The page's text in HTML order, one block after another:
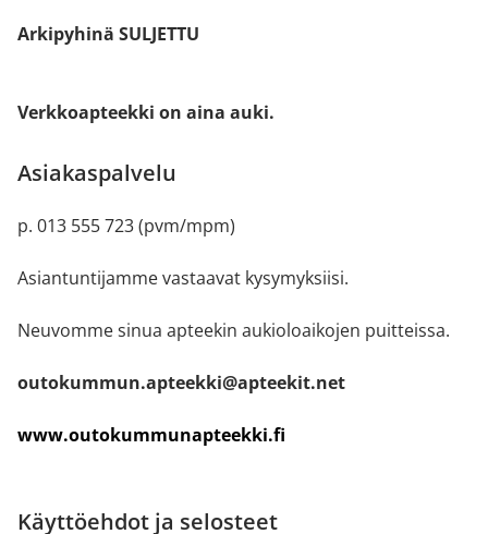
Arkipyhinä SULJETTU
Verkkoapteekki on aina auki.
Asiakaspalvelu
p. 013 555 723 (pvm/mpm)
Asiantuntijamme vastaavat kysymyksiisi.
Neuvomme sinua apteekin aukioloaikojen puitteissa.
outokummun.apteekki@apteekit.net
www.outokummunapteekki.fi
Käyttöehdot ja selosteet